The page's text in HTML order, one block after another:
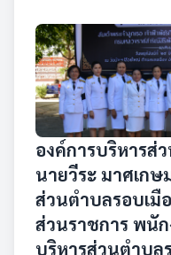
องค์การบริหารส่
นายวีระ มาศเก
ส่วนตำบลรอบเมื
ส่วนราชการ พนั
บริหารส่วนตำบล